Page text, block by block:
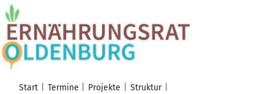
Start Termine Projekte
Struktur